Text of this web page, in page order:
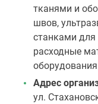
тканями и
швов,
станками
расходные
Адрес
ул.